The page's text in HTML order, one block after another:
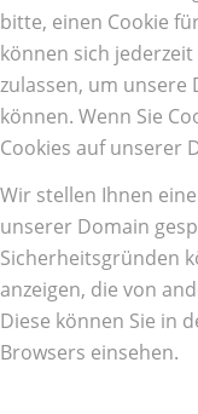
bitte, einen Cookie
können sich
zulassen, um unsere
können. Wenn Sie
Cookies auf unserer
Wir stellen Ihnen
unserer Domain
Sicherheitsgründen
anzeigen, die von
Diese können Sie in
Browsers einsehen.